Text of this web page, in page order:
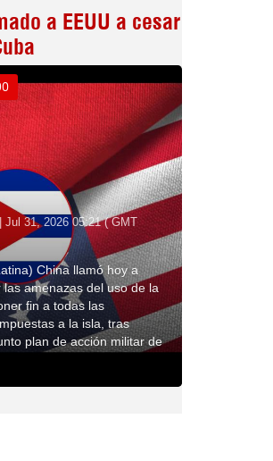
a EEUU a cesar
Jul 31, 2026 05:21 ( GMT
China llamó hoy a
amenazas del uso de la
fin a todas las
a la isla, tras
plan de acción militar de